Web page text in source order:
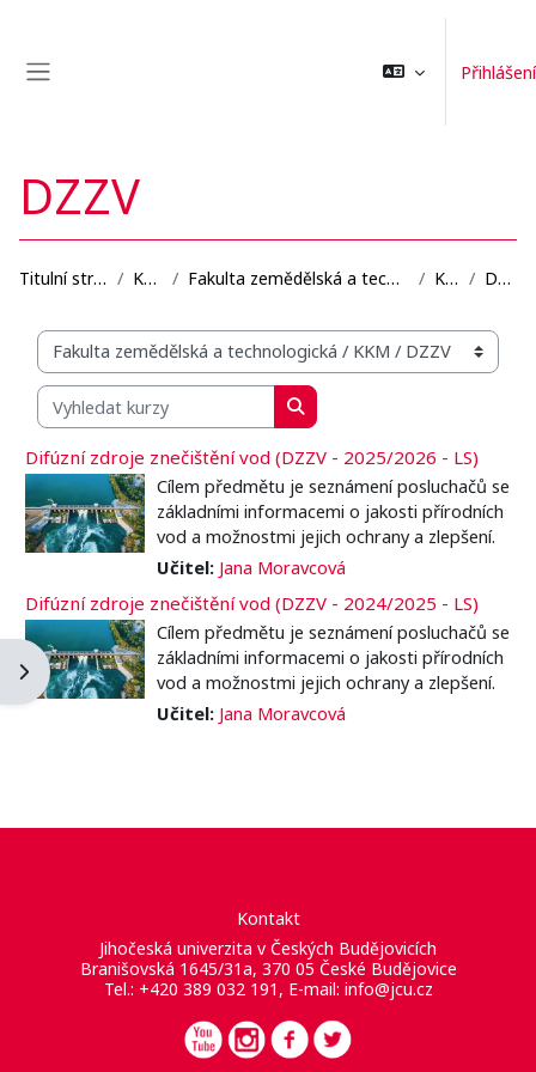
Přihlášení
Otevřít panel bloku
DZZV
Titulní stránka Kurzy Fakulta zemědělská a technologická KKM DZZV
Organizační struktura kurzů
Vyhledat kurzy
Vyhledat kurzy
Difúzní zdroje znečištění vod (DZZV - 2025/2026 - LS)
Cílem předmětu je seznámení posluchačů se
základními informacemi o jakosti přírodních
vod a možnostmi jejich ochrany a zlepšení.
Učitel: Jana Moravcová
Difúzní zdroje znečištění vod (DZZV - 2024/2025 - LS)
Cílem předmětu je seznámení posluchačů se
základními informacemi o jakosti přírodních
vod a možnostmi jejich ochrany a zlepšení.
Učitel: Jana Moravcová
Kontakt
Jihočeská univerzita v Českých Budějovicích
Branišovská 1645/31a, 370 05 České Budějovice
Tel.: +420 389 032 191, E-mail: info@jcu.cz